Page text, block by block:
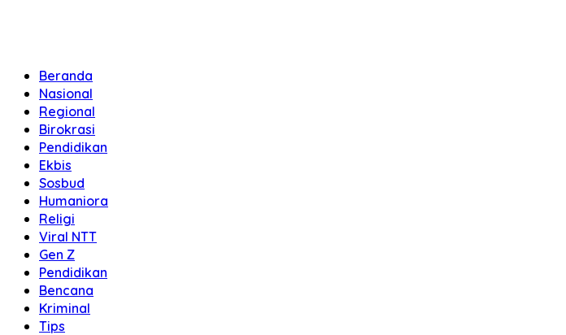
Beranda
Nasional
Regional
Birokrasi
Pendidikan
Ekbis
Sosbud
Humaniora
Religi
Viral NTT
Gen Z
Pendidikan
Bencana
Kriminal
Tips